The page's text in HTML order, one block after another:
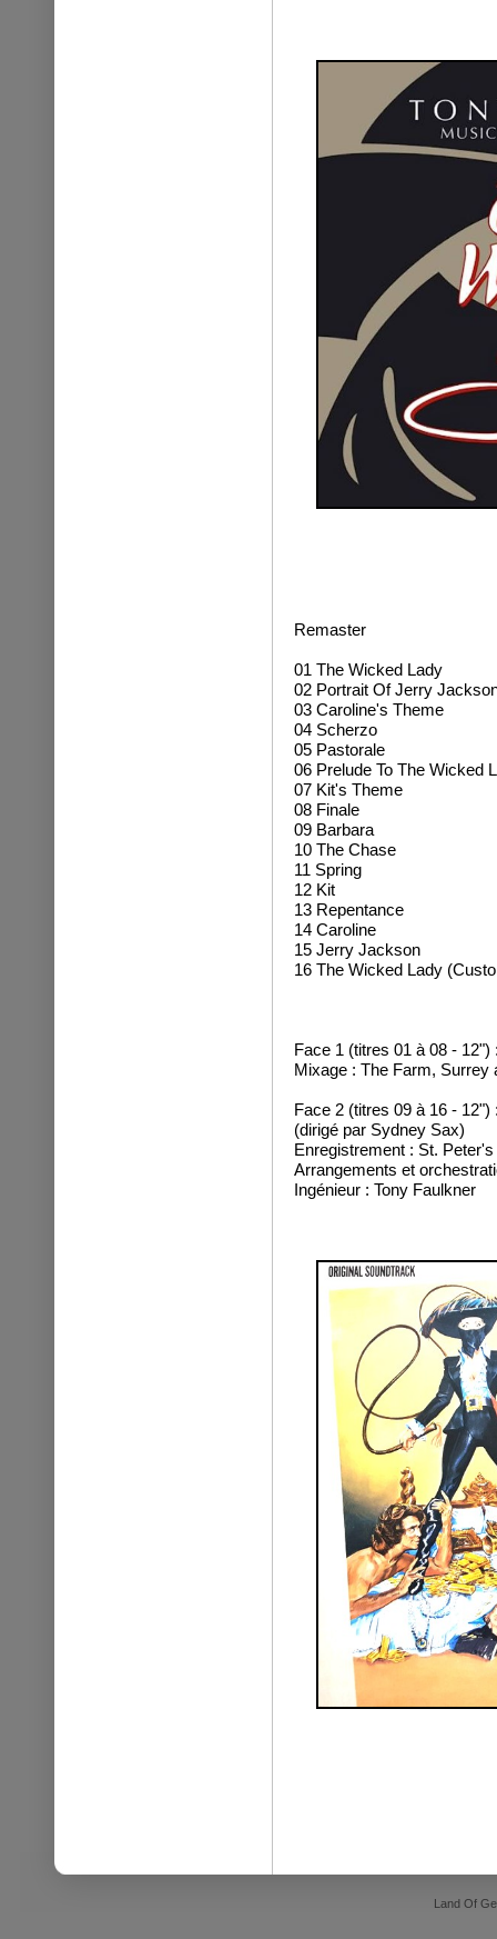
Remaster
01 The Wicked Lady
02 Portrait Of Jerry
03 Caroline's Theme
04 Scherzo
05 Pastorale
06 Prelude To The Wicked
07 Kit's Theme
08 Finale
09 Barbara
10 The Chase
11 Spring
12 Kit
13 Repentance
14 Caroline
15 Jerry Jackson
16 The Wicked Lady
Face 1 (titres 01 à 08 - 12")
Mixage : The Farm, Surrey
Face 2 (titres 09 à 16 -
(dirigé par Sydney Sax)
Enregistrement : St.
Arrangements et
Ingénieur : Tony Faulkner
Land Of